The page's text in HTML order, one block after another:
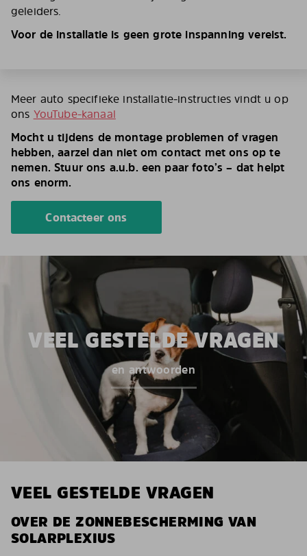
geleiders.
Voor de installatie is geen grote inspanning vereist.
Meer auto specifieke installatie-instructies vindt u op
ons YouTube-kanaal
Mocht u tijdens de montage problemen of vragen
hebben, aarzel dan niet om contact met ons op te
nemen. Stuur ons a.u.b. een paar foto’s – dat helpt
ons enorm.
Contacteer ons
VEEL GESTELDE VRAGEN
en antwoorden
VEEL GESTELDE VRAGEN
OVER DE ZONNEBESCHERMING VAN
SOLARPLEXIUS